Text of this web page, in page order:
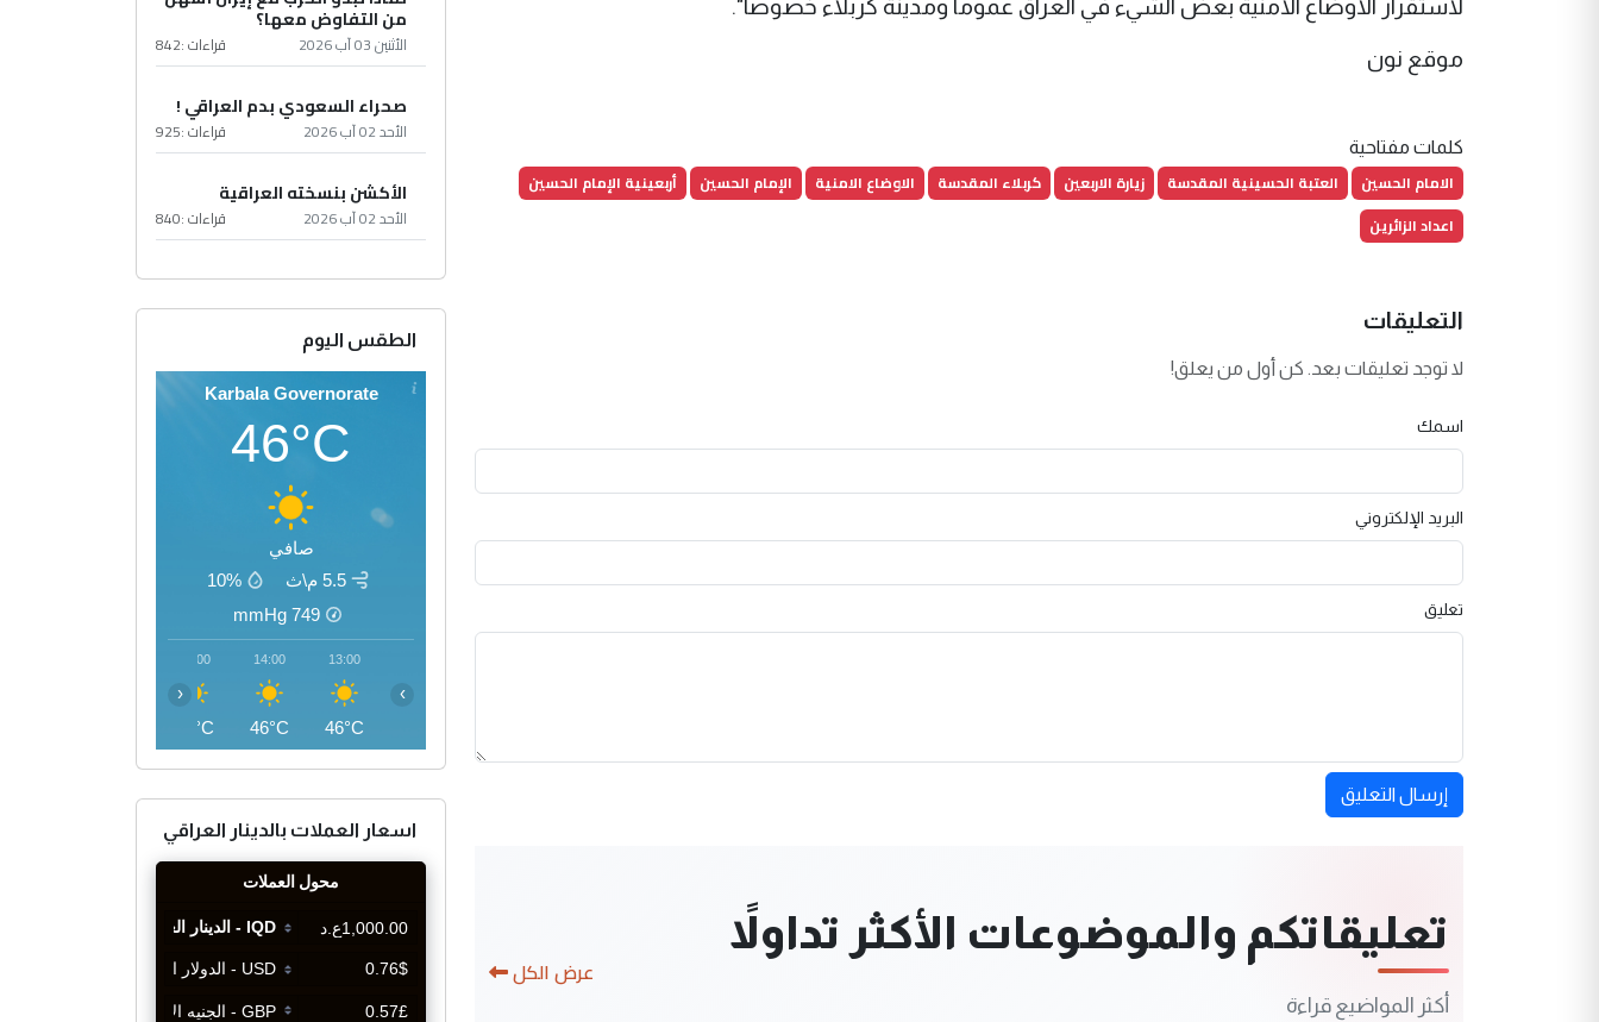
لاستقرار الاوضاع الامنية بعض الشيء في العراق عموما ومدينة كربلاء خصوصا".
موقع نون
كلمات مفتاحية
الامام الحسين العتبة الحسينية المقدسة زيارة الاربعين كربلاء المقدسة الاوضاع الامنية الإمام الحسين
أربعينية الإمام الحسين
اعداد الزائرين
التعليقات
لا توجد تعليقات بعد. كن أول من يعلق!
اسمك
البريد الإلكتروني
تعليق
إرسال التعليق
تعليقاتكم والموضوعات الأكثر تداولاً
أكثر المواضيع قراءة
عرض الكل
من التفاوض معها؟
الأثنين 03 آب 2026 قراءات :842
صحراء السعودي بدم العراقي !
الأحد 02 آب 2026 قراءات :925
الأكشن بنسخته العراقية
الأحد 02 آب 2026 قراءات :840
الطقس اليوم
Karbala Governorate
46°C
صافي
5.5 م\ث
10%
749
mmHg
13:00
46°C
14:00
46°C
15:00
46°C
‹ ›
اسعار العملات بالدينار العراقي